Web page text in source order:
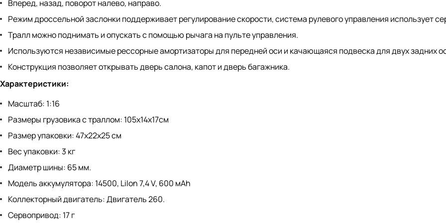
Вперед, назад, поворот налево, направо.
Режим дроссельной заслонки поддерживает регулирование скорости, система рулевого управления использует
Тралл можно поднимать и опускать с помощью рычага на пульте управления.
Используются независимые рессорные амортизаторы для передней оси и качающаяся подвеска для двух задних
Конструкция позволяет открывать дверь салона, капот и дверь багажника.
Характеристики:
Масштаб: 1:16
Размеры грузовика с траллом: 105x14x17см
Размер упаковки: 47х22х25 см
Вес упаковки: 3 кг
Диаметр шины: 65 мм.
Модель аккумулятора: 14500, LiIon 7,4 V, 600 мАh
Коллекторный двигатель: Двигатель 260.
Сервопривод: 17 г